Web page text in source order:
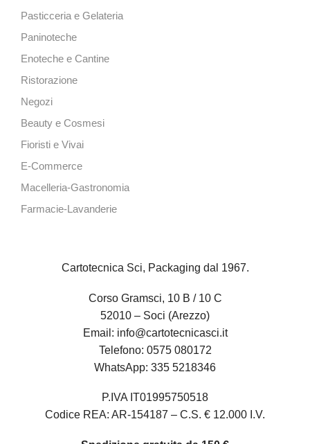
Pasticceria e Gelateria
Paninoteche
Enoteche e Cantine
Ristorazione
Negozi
Beauty e Cosmesi
Fioristi e Vivai
E-Commerce
Macelleria-Gastronomia
Farmacie-Lavanderie
Cartotecnica Sci, Packaging dal 1967.
Corso Gramsci, 10 B / 10 C
52010 – Soci (Arezzo)
Email: info@cartotecnicasci.it
Telefono: 0575 080172
WhatsApp: 335 5218346
P.IVA IT01995750518
Codice REA: AR-154187 – C.S. € 12.000 I.V.